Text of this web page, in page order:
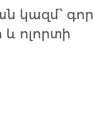
կազմ՝
ոլորտի